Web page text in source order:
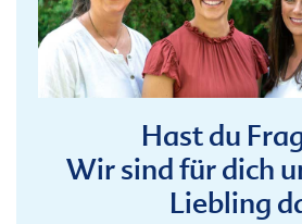
Hast du
Wir sind für dich
Liebling